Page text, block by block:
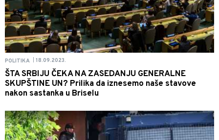
POLITIKA 18.09.2023.
ŠTA SRBIJU ČEKA NA ZASEDANJU GENERALNE
SKUPŠTINE UN? Prilika da iznesemo naše stavove
nakon sastanka u Briselu